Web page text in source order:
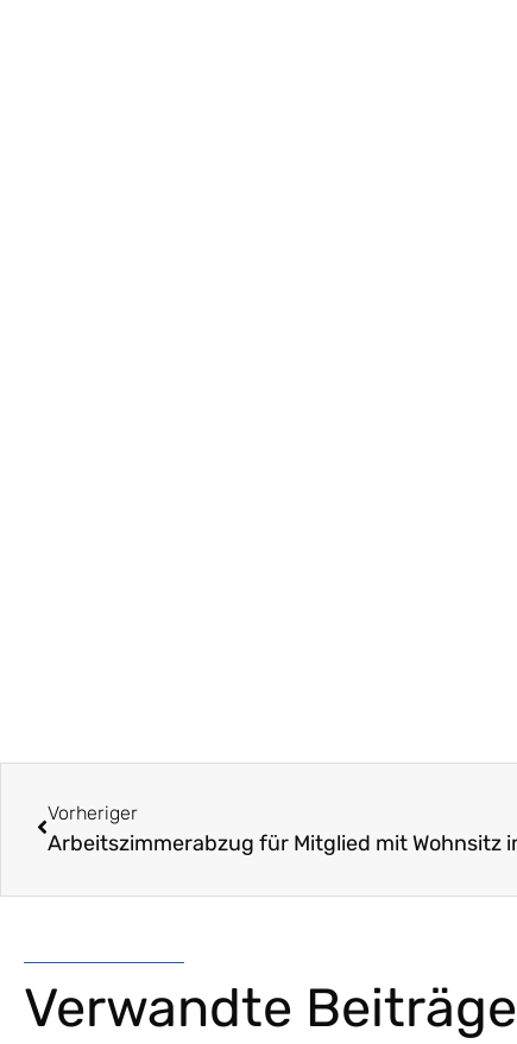
Vorheriger
Verwandte Beiträge